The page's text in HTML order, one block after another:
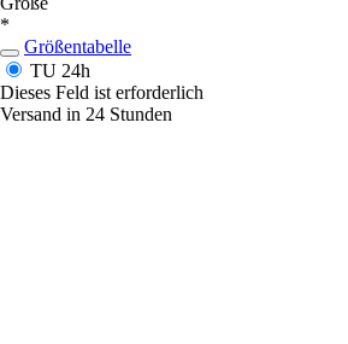
*
Größentabelle
TU 24h
Dieses Feld ist erforderlich
Versand in 24 Stunden